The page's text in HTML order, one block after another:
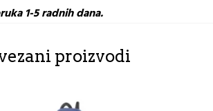
1-5 radnih dana.
proizvodi